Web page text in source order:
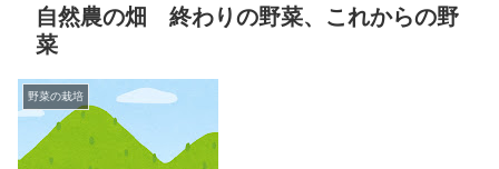
自然農の畑 終わりの野菜、これからの野
菜
野菜の栽培